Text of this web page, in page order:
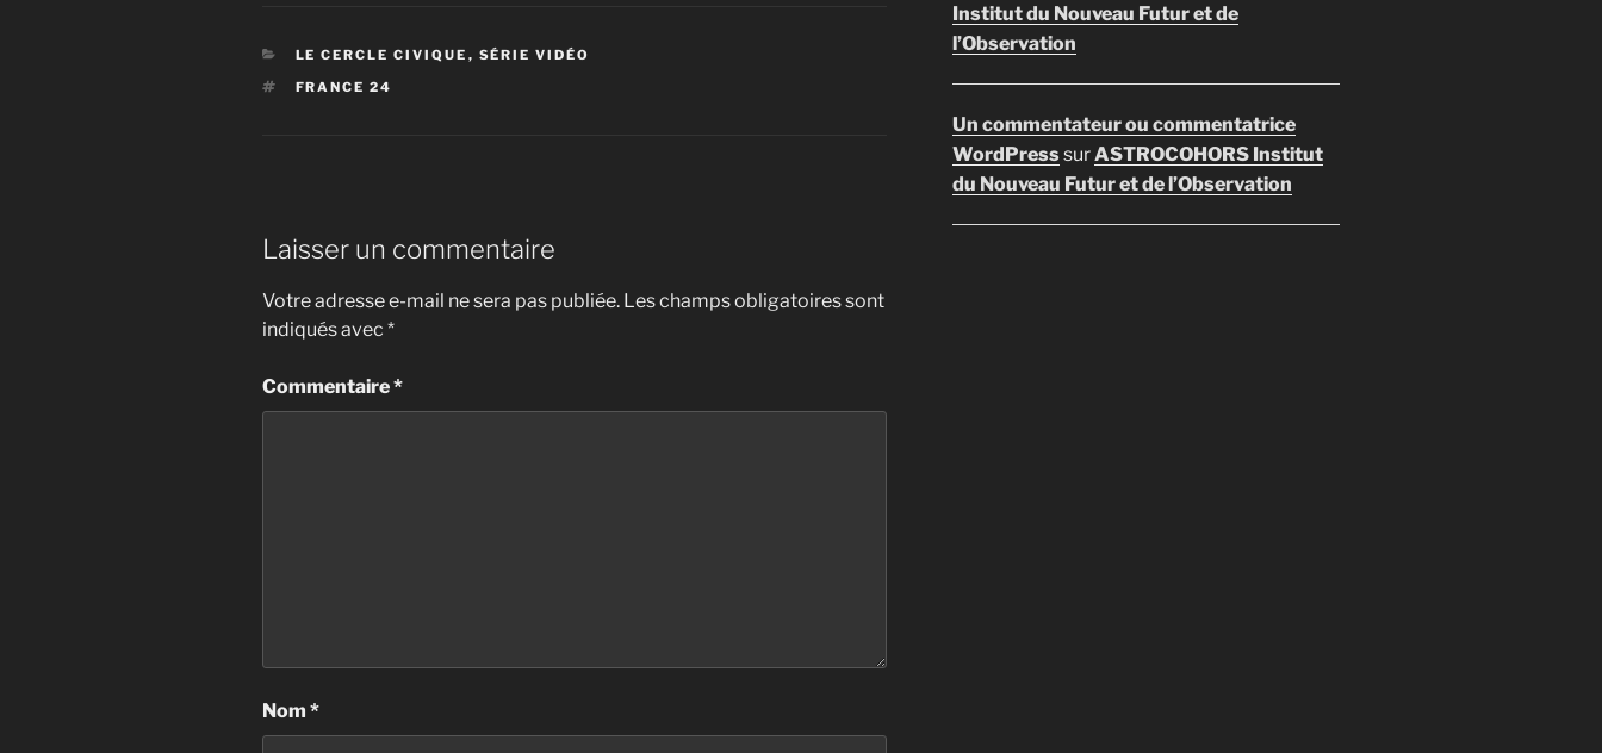
CATÉGORIES
LE CERCLE CIVIQUE , SÉRIE VIDÉO
ÉTIQUETTES
FRANCE 24
Laisser un commentaire
Votre adresse e-mail ne sera pas publiée. Les champs obligatoires sont
indiqués avec *
Commentaire*
Nom *
Institut du Nouveau Futur et de
l’Observation
Un commentateur ou commentatrice
WordPresssurASTROCOHORS Institut
du Nouveau Futur et de l’Observation